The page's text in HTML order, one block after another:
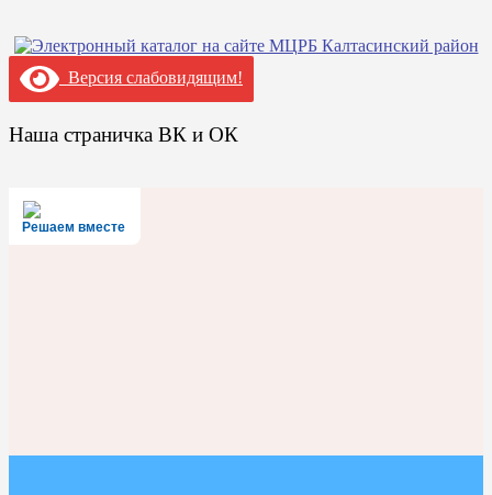
Версия слабовидящим!
Наша страничка ВК и ОК
Решаем вместе